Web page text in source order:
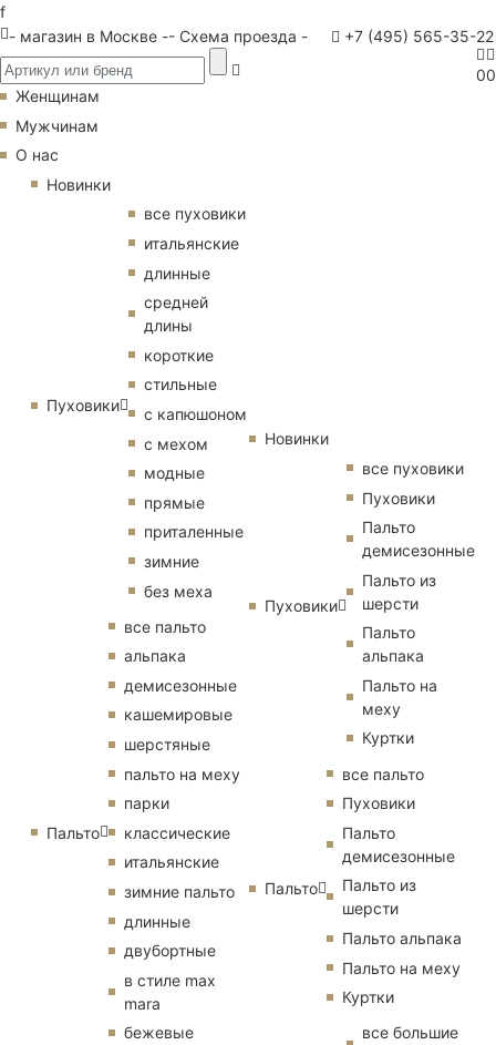
f
- магазин в Москве -- Схема проезда - +7 (495) 565-35-22
00
Женщинам
Мужчинам
О нас
Новинки
Пуховики
все пуховики
итальянские
длинные
средней
длины
короткие
стильные
с капюшоном
с мехом
модные
прямые
приталенные
зимние
без меха
Пальто
все пальто
альпака
демисезонные
кашемировые
шерстяные
пальто на меху
парки
классические
итальянские
зимние пальто
длинные
двубортные
в стиле max
mara
бежевые
Новинки
Пуховики
все пуховики
Пуховики
Пальто
демисезонные
Пальто из
шерсти
Пальто
альпака
Пальто на
меху
Куртки
Пальто
все пальто
Пуховики
Пальто
демисезонные
Пальто из
шерсти
Пальто альпака
Пальто на меху
Куртки
все большие